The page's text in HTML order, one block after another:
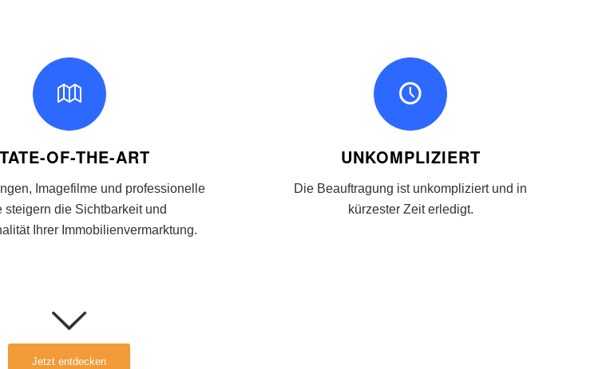
OF-THE-ART
Imagefilme und professionelle
steigern die Sichtbarkeit und
Ihrer Immobilienvermarktung.
UNKOMPLIZIERT
Die Beauftragung ist unkompliziert und in
kürzester Zeit erledigt.
Jetzt entdecken